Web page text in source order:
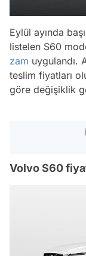
Eylül ayında
listelen S60
zam uygulandı.
teslim fiyatları
göre değişiklik
Volvo S60